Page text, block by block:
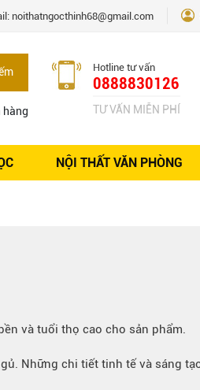
noithatngocthinh68@gmail.com
hàng
Hotline tư vấn
0888830126
TƯ VẤN MIỄN PHÍ
NỘI THẤT VĂN PHÒNG
và tuổi thọ cao cho sản phẩm.
Những chi tiết tinh tế và sáng